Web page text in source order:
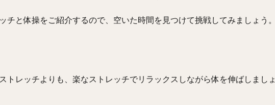
チと体操をご紹介するので、空いた時間を見つけて挑戦してみましょう。
トレッチよりも、楽なストレッチでリラックスしながら体を伸ばしましょ